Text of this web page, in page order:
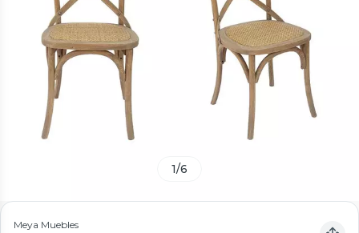
1/6
Meya Muebles